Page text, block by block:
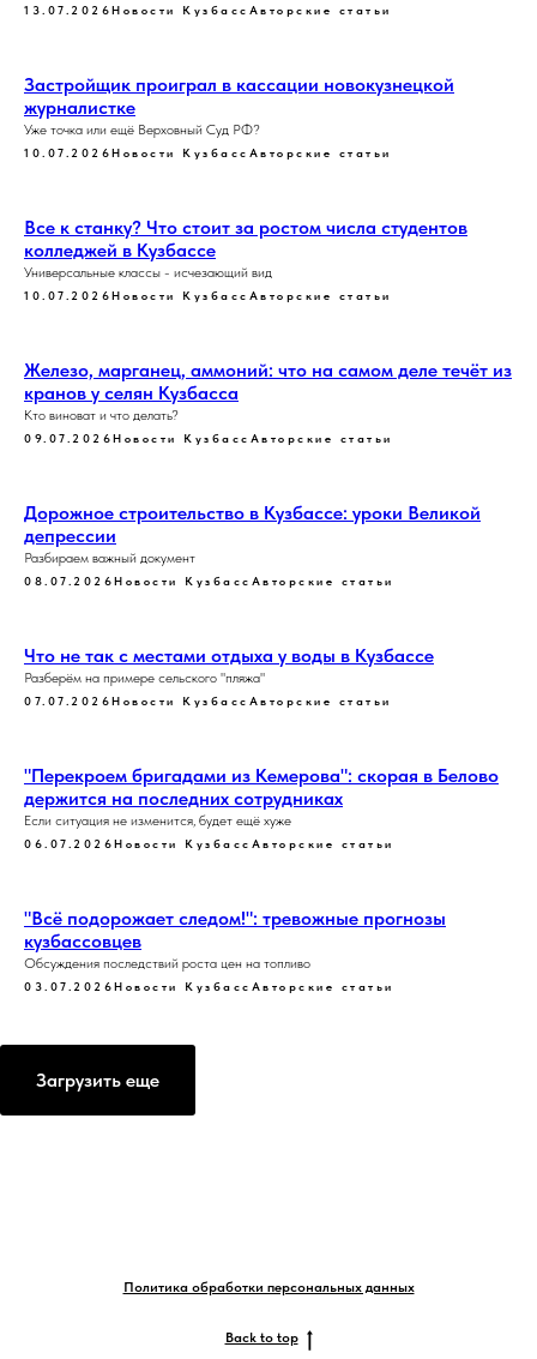
13.07.2026Новости Кузбасс Авторские статьи
Застройщик проиграл в кассации новокузнецкой
журналистке
Уже точка или ещё Верховный Суд РФ?
10.07.2026Новости Кузбасс Авторские статьи
Все к станку? Что стоит за ростом числа студентов
колледжей в Кузбассе
Универсальные классы - исчезающий вид
10.07.2026Новости Кузбасс Авторские статьи
Железо, марганец, аммоний: что на самом деле течёт из
кранов у селян Кузбасса
Кто виноват и что делать?
09.07.2026Новости Кузбасс Авторские статьи
Дорожное строительство в Кузбассе: уроки Великой
депрессии
Разбираем важный документ
08.07.2026Новости Кузбасс Авторские статьи
Что не так с местами отдыха у воды в Кузбассе
Разберём на примере сельского "пляжа"
07.07.2026Новости Кузбасс Авторские статьи
"Перекроем бригадами из Кемерова": скорая в Белово
держится на последних сотрудниках
Если ситуация не изменится, будет ещё хуже
06.07.2026Новости Кузбасс Авторские статьи
"Всё подорожает следом!": тревожные прогнозы
кузбассовцев
Обсуждения последствий роста цен на топливо
03.07.2026Новости Кузбасс Авторские статьи
Загрузить еще
Политика обработки персональных данных
Back to top